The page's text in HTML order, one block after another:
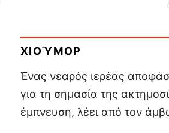
ΧΙΟΎΜΟΡ
Ένας νεαρός ιερέας
για τη σημασία της
έμπνευση, λέει από τον